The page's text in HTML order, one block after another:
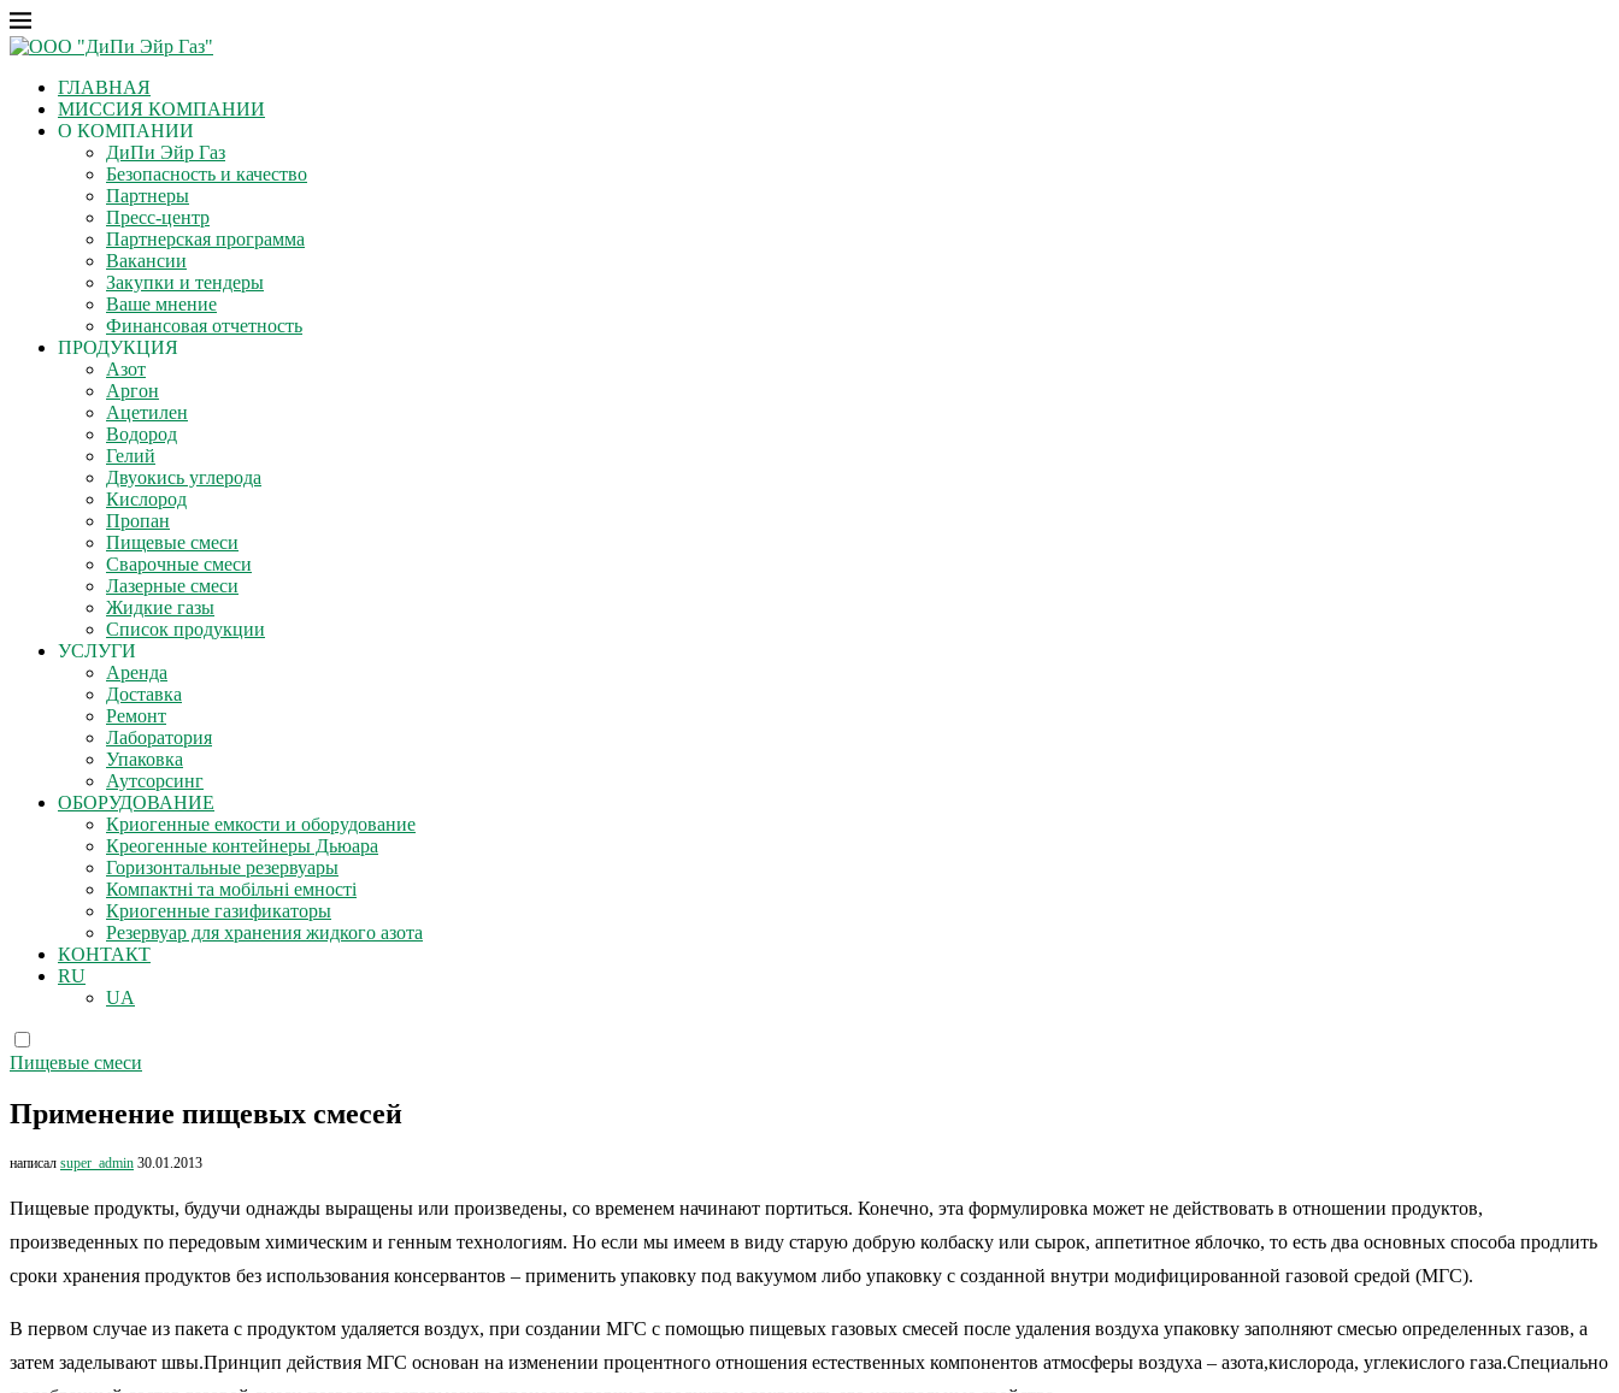
ГЛАВНАЯ
МИССИЯ КОМПАНИИ
О КОМПАНИИ
ДиПи Эйр Газ
Безопасность и качество
Партнеры
Пресс-центр
Партнерская программа
Вакансии
Закупки и тендеры
Ваше мнение
Финансовая отчетность
ПРОДУКЦИЯ
Азот
Аргон
Ацетилен
Водород
Гелий
Двуокись углерода
Кислород
Пропан
Пищевые смеси
Сварочные смеси
Лазерные смеси
Жидкие газы
Список продукции
УСЛУГИ
Аренда
Доставка
Ремонт
Лаборатория
Упаковка
Аутсорсинг
ОБОРУДОВАНИЕ
Криогенные емкости и оборудование
Креогенные контейнеры Дьюара
Горизонтальные резервуары
Компактні та мобільні емності
Криогенные газификаторы
Резервуар для хранения жидкого азота
КОНТАКТ
RU
UA
Пищевые смеси
Применение пищевых смесей
написал super_admin 30.01.2013
Пищевые продукты, будучи однажды выращены или произведены, со временем начинают портиться. Конечно, эта формулировка может не действовать в отношении продуктов,
произведенных по передовым химическим и генным технологиям. Но если мы имеем в виду старую добрую колбаску или сырок, аппетитное яблочко, то есть два основных способа продлить
сроки хранения продуктов без использования консервантов – применить упаковку под вакуумом либо упаковку с созданной внутри модифицированной газовой средой (МГС).
В первом случае из пакета с продуктом удаляется воздух, при создании МГС с помощью пищевых газовых смесей после удаления воздуха упаковку заполняют смесью определенных газов, а
затем заделывают швы.Принцип действия МГС основан на изменении процентного отношения естественных компонентов атмосферы воздуха – азота,кислорода, углекислого газа.Специально